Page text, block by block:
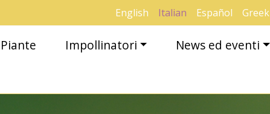
English Italian Español Greek
Piante Impollinatori News ed eventi